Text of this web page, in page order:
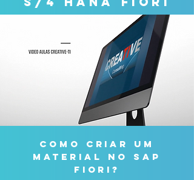
como criar um
material no sap
fiori?